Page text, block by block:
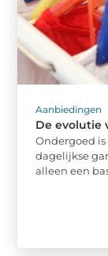
Aanbiedingen
De evolutie
Ondergoed
dagelijkse
alleen een